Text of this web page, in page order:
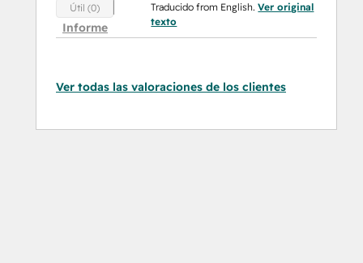
Útil (0)
Informe
Traducido from English.Ver original
texto
Ver todas las valoraciones de los clientes